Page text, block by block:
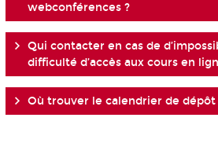
webconférences ?
Qui contacter en cas de
difficulté d’accès aux cours en
Où trouver le calendrier de dépôt